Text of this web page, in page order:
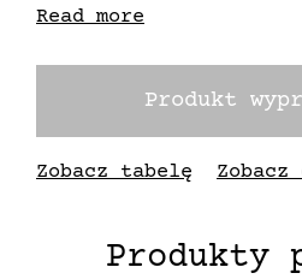
Nasze unikalne metki
technologii
zalesiania planety
papierze nasiona już
Read more
Produkt
Zobacz tabelę Zobacz
Produkty